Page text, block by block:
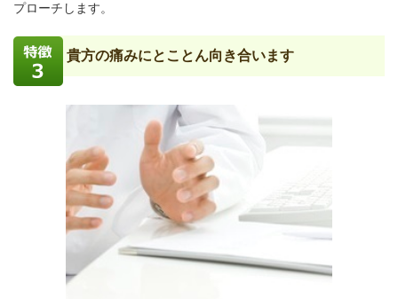
プローチします。
貴方の痛みにとことん向き合います